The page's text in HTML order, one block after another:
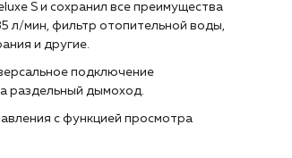
S и сохранил все преимущества
л/мин, фильтр отопительной воды,
и другие.
подключение
раздельный дымоход.
с функцией просмотра